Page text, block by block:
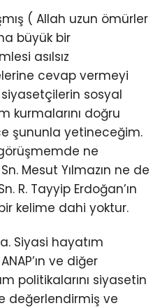
( Allah uzun ömürler
büyük bir
asılsız
cevap vermeyi
sosyal
kurmalarını doğru
şununla yetineceğim.
ne
Mesut Yılmazın ne de
R. Tayyip Erdoğan’ın
kelime dahi yoktur.
Siyasi hayatım
ve diğer
politikalarını siyasetin
değerlendirmiş ve